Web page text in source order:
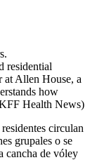
residential
at Allen House, a
how
Health News)
circulan
grupales o se
cancha de vóley